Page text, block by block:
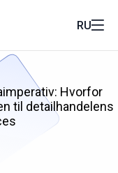
RU
Hvorfor
til detailhandelens